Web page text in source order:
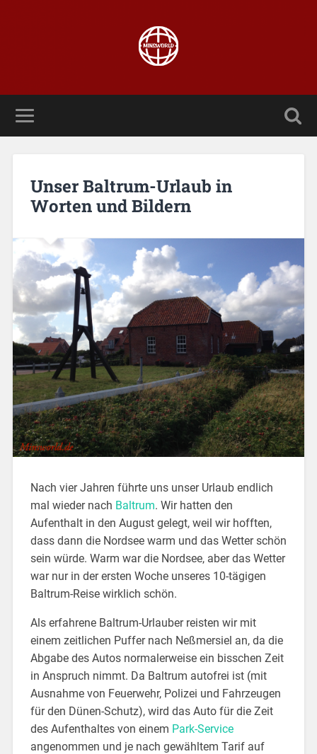
Unser Baltrum-Urlaub in
Worten und Bildern
Nach vier Jahren führte uns unser Urlaub endlich
mal wieder nach Baltrum. Wir hatten den
Aufenthalt in den August gelegt, weil wir hofften,
dass dann die Nordsee warm und das Wetter schön
sein würde. Warm war die Nordsee, aber das Wetter
war nur in der ersten Woche unseres 10-tägigen
Baltrum-Reise wirklich schön.
Als erfahrene Baltrum-Urlauber reisten wir mit
einem zeitlichen Puffer nach Neßmersiel an, da die
Abgabe des Autos normalerweise ein bisschen Zeit
in Anspruch nimmt. Da Baltrum autofrei ist (mit
Ausnahme von Feuerwehr, Polizei und Fahrzeugen
für den Dünen-Schutz), wird das Auto für die Zeit
des Aufenthaltes von einem Park-Service
angenommen und je nach gewähltem Tarif auf